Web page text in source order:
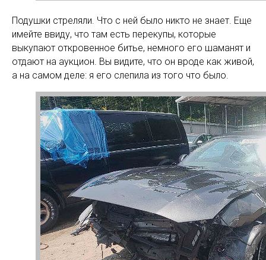
Подушки стреляли. Что с ней было никто не знает. Еще
имейте ввиду, что там есть перекупы, которые
выкупают откровенное битье, немного его шаманят и
отдают на аукцион. Вы видите, что он вроде как живой,
а на самом деле: я его слепила из того что было.